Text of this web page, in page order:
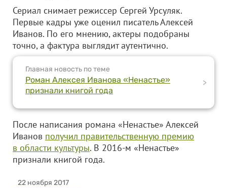
Сериал снимает режиссер Сергей Урсуляк.
Первые кадры уже оценил писатель Алексей
Иванов. По его мнению, актеры подобраны
точно, а фактура выглядит аутентично.
Главная новость по теме
Роман Алексея Иванова «Ненастье»
признали книгой года
>
После написания романа «Ненастье» Алексей
Иванов получил правительственную премию
в области культуры. В 2016-м «Ненастье»
признали книгой года.
22 ноября 2017